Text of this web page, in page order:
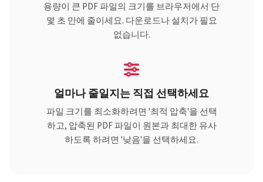
용량이 큰 PDF 파일의 크기를 브라우저에서 단
몇 초 만에 줄이세요. 다운로드나 설치가 필요
없습니다.
얼마나 줄일지는 직접 선택하세요
파일 크기를 최소화하려면 '최적 압축'을 선택
하고, 압축된 PDF 파일이 원본과 최대한 유사
하도록 하려면 '낮음'을 선택하세요.